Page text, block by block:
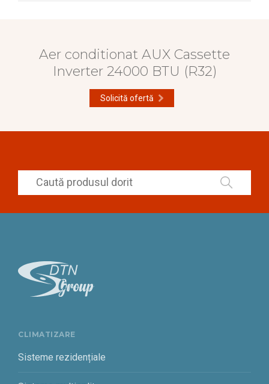
Aer conditionat AUX Cassette
Inverter 24000 BTU (R32)
Solicită ofertă
CLIMATIZARE
Sisteme rezidențiale